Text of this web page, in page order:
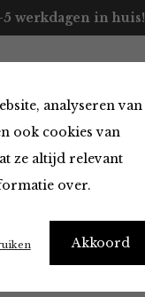
analyseren van
ook cookies van
ze altijd relevant
over.
Akkoord
werkdagen in huis!